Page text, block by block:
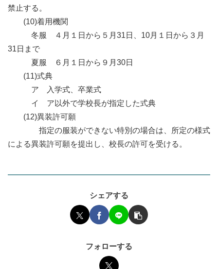
禁止する。
(10)着用機関
冬服 ４月１日から５月31日、10月１日から３月
31日まで
夏服 ６月１日から９月30日
(11)式典
ア 入学式、卒業式
イ ア以外で学校長が指定した式典
(12)異装許可願
指定の服装ができない特別の場合は、所定の様式
による異装許可願を提出し、校長の許可を受ける。
シェアする
フォローする